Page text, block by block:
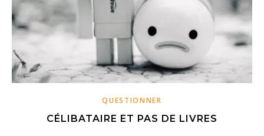
QUESTIONNER
CÉLIBATAIRE ET PAS DE LIVRES